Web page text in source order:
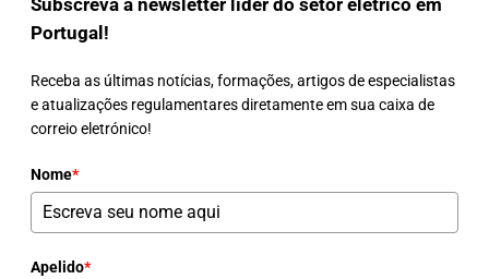
Portugal!
Receba as últimas notícias, formações, artigos de especialistas
e atualizações regulamentares diretamente em sua caixa de
correio eletrónico!
Nome*
Apelido*